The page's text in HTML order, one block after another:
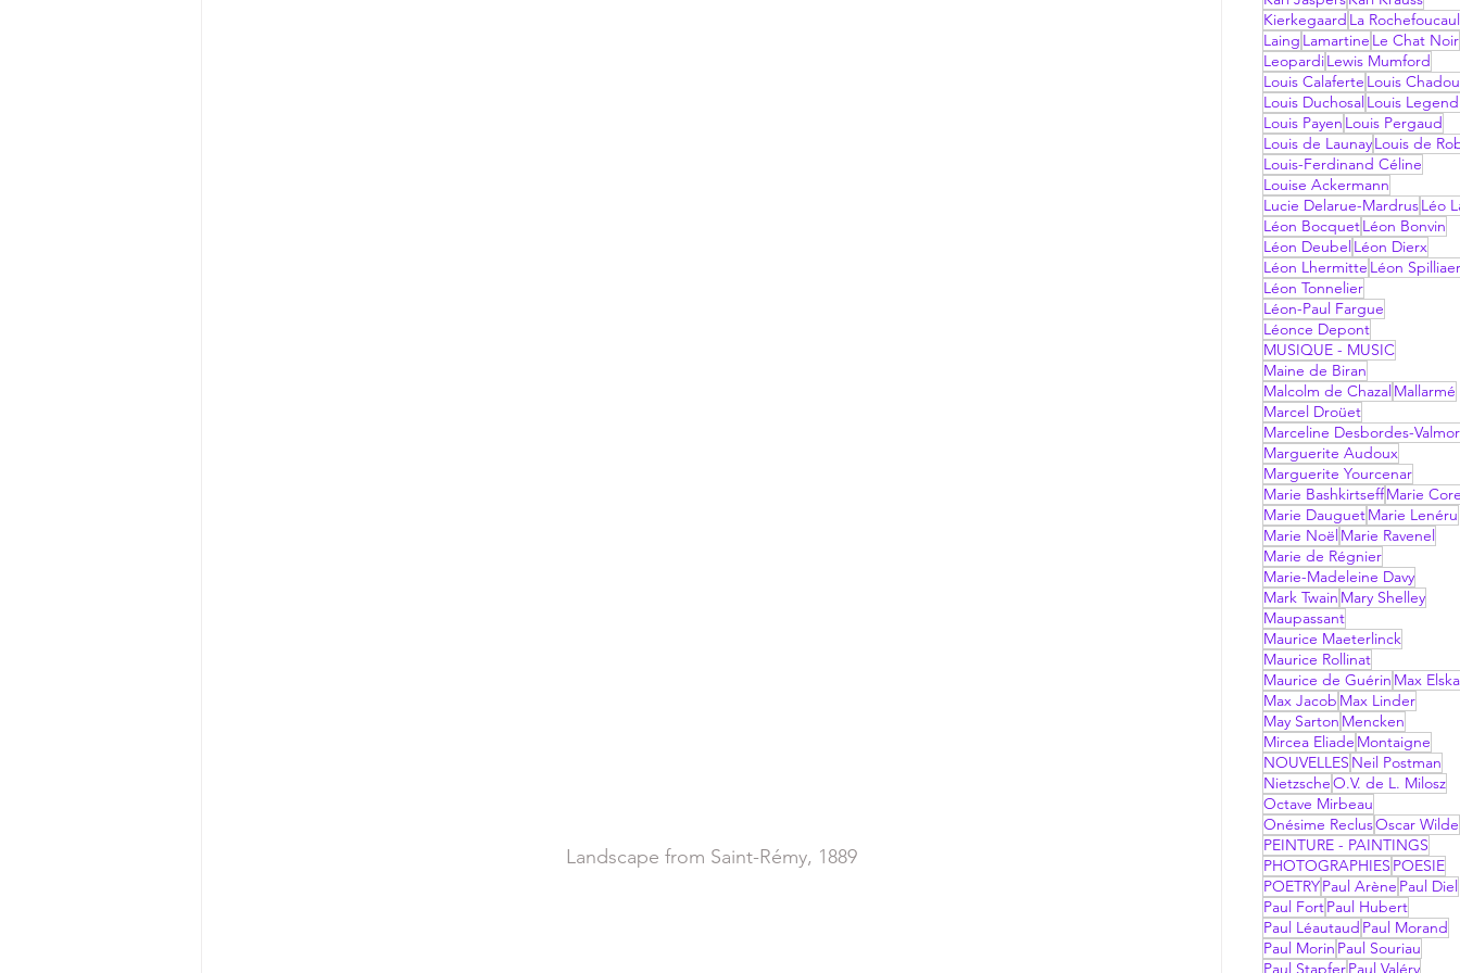
Landscape from Saint-Rémy, 1889
Kierkegaard La
Laing Lamartine Le Chat Noir
LeopardiLewis Mumford
Louis Calaferte Louis
Louis Duchosal Louis
Louis Payen Louis Pergaud
Louis de LaunayLouis de
Louis-Ferdinand Céline
Louise Ackermann
Lucie Delarue-MardrusLéo
Léon BocquetLéon Bonvin
Léon Deubel Léon Dierx
Léon Lhermitte Léon
Léon Tonnelier
Léon-Paul Fargue
Léonce Depont
MUSIQUE - MUSIC
Maine de Biran
Malcolm de Chazal Mallarmé
Marcel Droüet
Marceline Desbordes-
Marguerite Audoux
Marguerite Yourcenar
Marie BashkirtseffMarie
Marie DauguetMarie Lenéru
Marie Noël Marie Ravenel
Marie de Régnier
Marie-Madeleine Davy
Mark Twain Mary Shelley
Maupassant
Maurice Maeterlinck
Maurice Rollinat
Maurice de Guérin Max
Max Jacob Max Linder
May Sarton Mencken
Mircea Eliade Montaigne
NOUVELLES Neil Postman
NietzscheO.V. de L. Milosz
Octave Mirbeau
Onésime ReclusOscar Wilde
PEINTURE - PAINTINGS
PHOTOGRAPHIES POESIE
POETRYPaul Arène Paul Diel
Paul FortPaul Hubert
Paul Léautaud Paul Morand
Paul Morin Paul Souriau